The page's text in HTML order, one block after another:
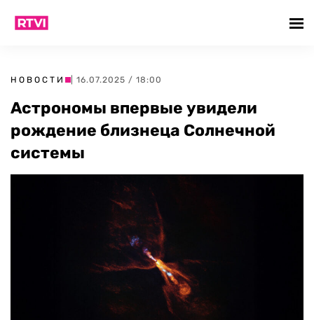
НОВОСТИ | 16.07.2025 / 18:00
Астрономы впервые увидели
рождение близнеца Солнечной
системы